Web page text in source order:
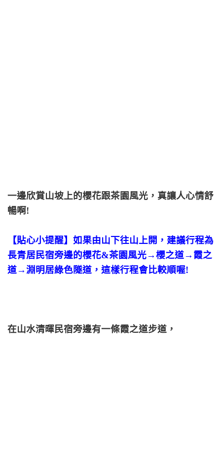
一邊欣賞山坡上的櫻花跟茶園風光，真讓人心情舒
暢啊!
【貼心小提醒】如果由山下往山上開，建議行程為
長青居民宿旁邊的櫻花&茶園風光→櫻之道→霞之
道→淵明居綠色隧道，這樣行程會比較順喔!
在山水清暉民宿旁邊有一條霞之道步道，